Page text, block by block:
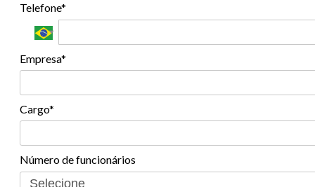
Telefone*
Empresa*
Cargo*
Número de funcionários